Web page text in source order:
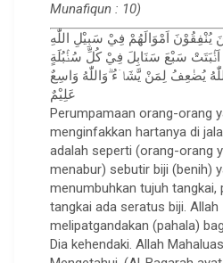
Munafiqun : 10)
يُنْفِقُوْنَ اَمْوَالَهُمْ فِيْ سَبِيْلِ اللّٰهِ
سَبْعَ سَنَابِلَ فِيْ كُلِّ سُنْۢبُلَةٍ
يُضٰعِفُ لِمَنْ يَّشَاۤءُ ۗوَاللّٰهُ وَاسِعٌ
عَلِيْمٌ
Perumpamaan orang-orang
menginfakkan hartanya di
adalah seperti (orang-orang
menabur) sebutir biji (benih)
menumbuhkan tujuh tangkai,
tangkai ada seratus biji. Allah
melipatgandakan (pahala)
Dia kehendaki. Allah